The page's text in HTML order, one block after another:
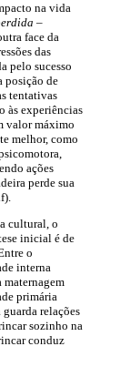
na vida
–
face da
das
pelo sucesso
posição de
tentativas
às experiências
valor máximo
melhor, como
ações
perde sua
cultural, o
inicial é de
o
interna
maternagem
primária
relações
sozinho na
conduz